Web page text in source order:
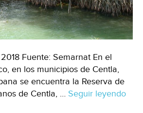
Fuente: Semarnat En el
en los municipios de Centla,
se encuentra la Reserva de
de Centla, … Seguir leyendo